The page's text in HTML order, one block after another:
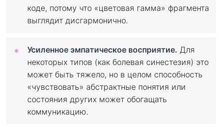
коде, потому что «цветовая гамма» фрагмента
выглядит дисгармонично.
Усиленное эмпатическое восприятие. Для
некоторых типов (как болевая синестезия) это
может быть тяжело, но в целом способность
«чувствовать» абстрактные понятия или
состояния других может обогащать
коммуникацию.